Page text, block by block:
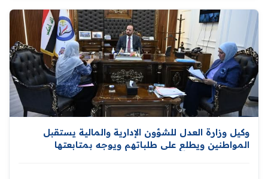
وكيل وزارة العدل للشؤون الإدارية والمالية يستقبل
المواطنين ويطلع على طلباتهم ويوجه بمتابعتها